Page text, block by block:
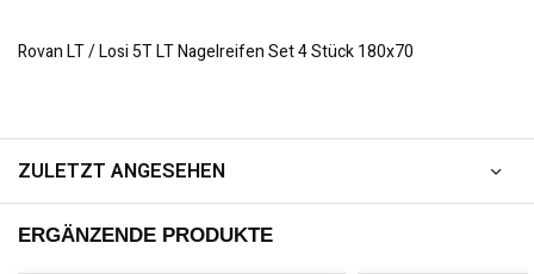
Rovan LT / Losi 5T LT Nagelreifen Set 4 Stück 180x70
ZULETZT ANGESEHEN
ERGÄNZENDE PRODUKTE